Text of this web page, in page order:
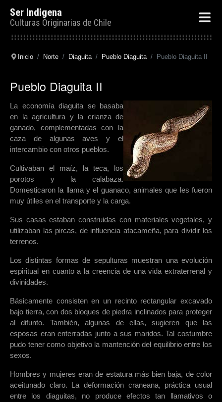
Ser Indigena
Culturas Originarias de Chile
Inicio Norte Diaguita Pueblo Diaguita Pueblo Diaguita II
Pueblo Diaguita II
La economía diaguita se basaba
en la agricultura y la crianza de
ganado, complementadas con la
caza de algunas aves y el
intercambio con otros pueblos.
Cultivaban el maíz, la teca, los
porotos y la calabaza.
Domesticaron la llama y el guanaco, animales que les fueron
muy útiles en el transporte y la carga.
Sus casas estaban construidas con materiales vegetales, y
utilizaban las pircas, de influencia atacameña, para dividir los
terrenos.
Los distintas formas de sepulturas muestran una evolución
espiritual en cuanto a la creencia de una vida extraterrenal y
divinidades.
Básicamente consisten en un recinto rectangular excavado
bajo tierra, con dos bloques de piedra inclinados para proteger
al difunto. También, algunas de ellas, sugieren que las
esposas eran enterradas junto a sus maridos. Tal costumbre
pudo tener como objetivo la mantención del equilibrio entre los
sexos.
Hombres y mujeres eran de estatura más bien baja, de color
aceitunado claro. La deformación craneana, práctica usual
entre los diaguitas, no produce efectos tan llamativos o